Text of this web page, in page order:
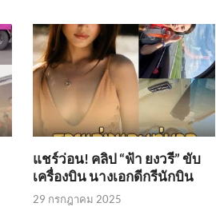
แชร์ว่อน! คลิป “ฟ้า ยงวรี” ขับ
เครื่องบิน นางเอกดีกรีนักบิน
29 กรกฎาคม 2025